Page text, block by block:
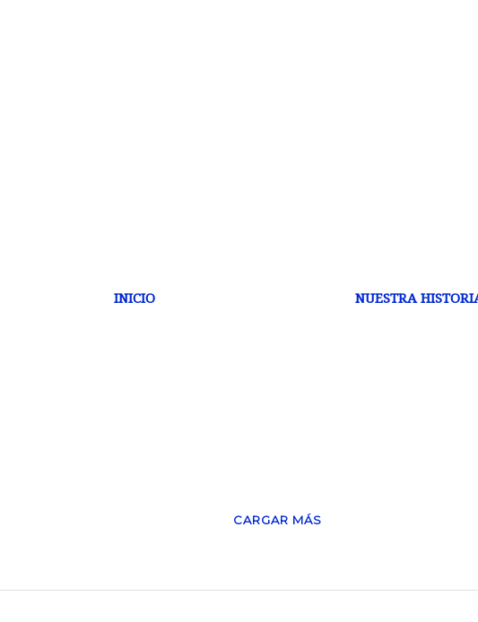
INICIO NUESTRA
CARGAR MÁS